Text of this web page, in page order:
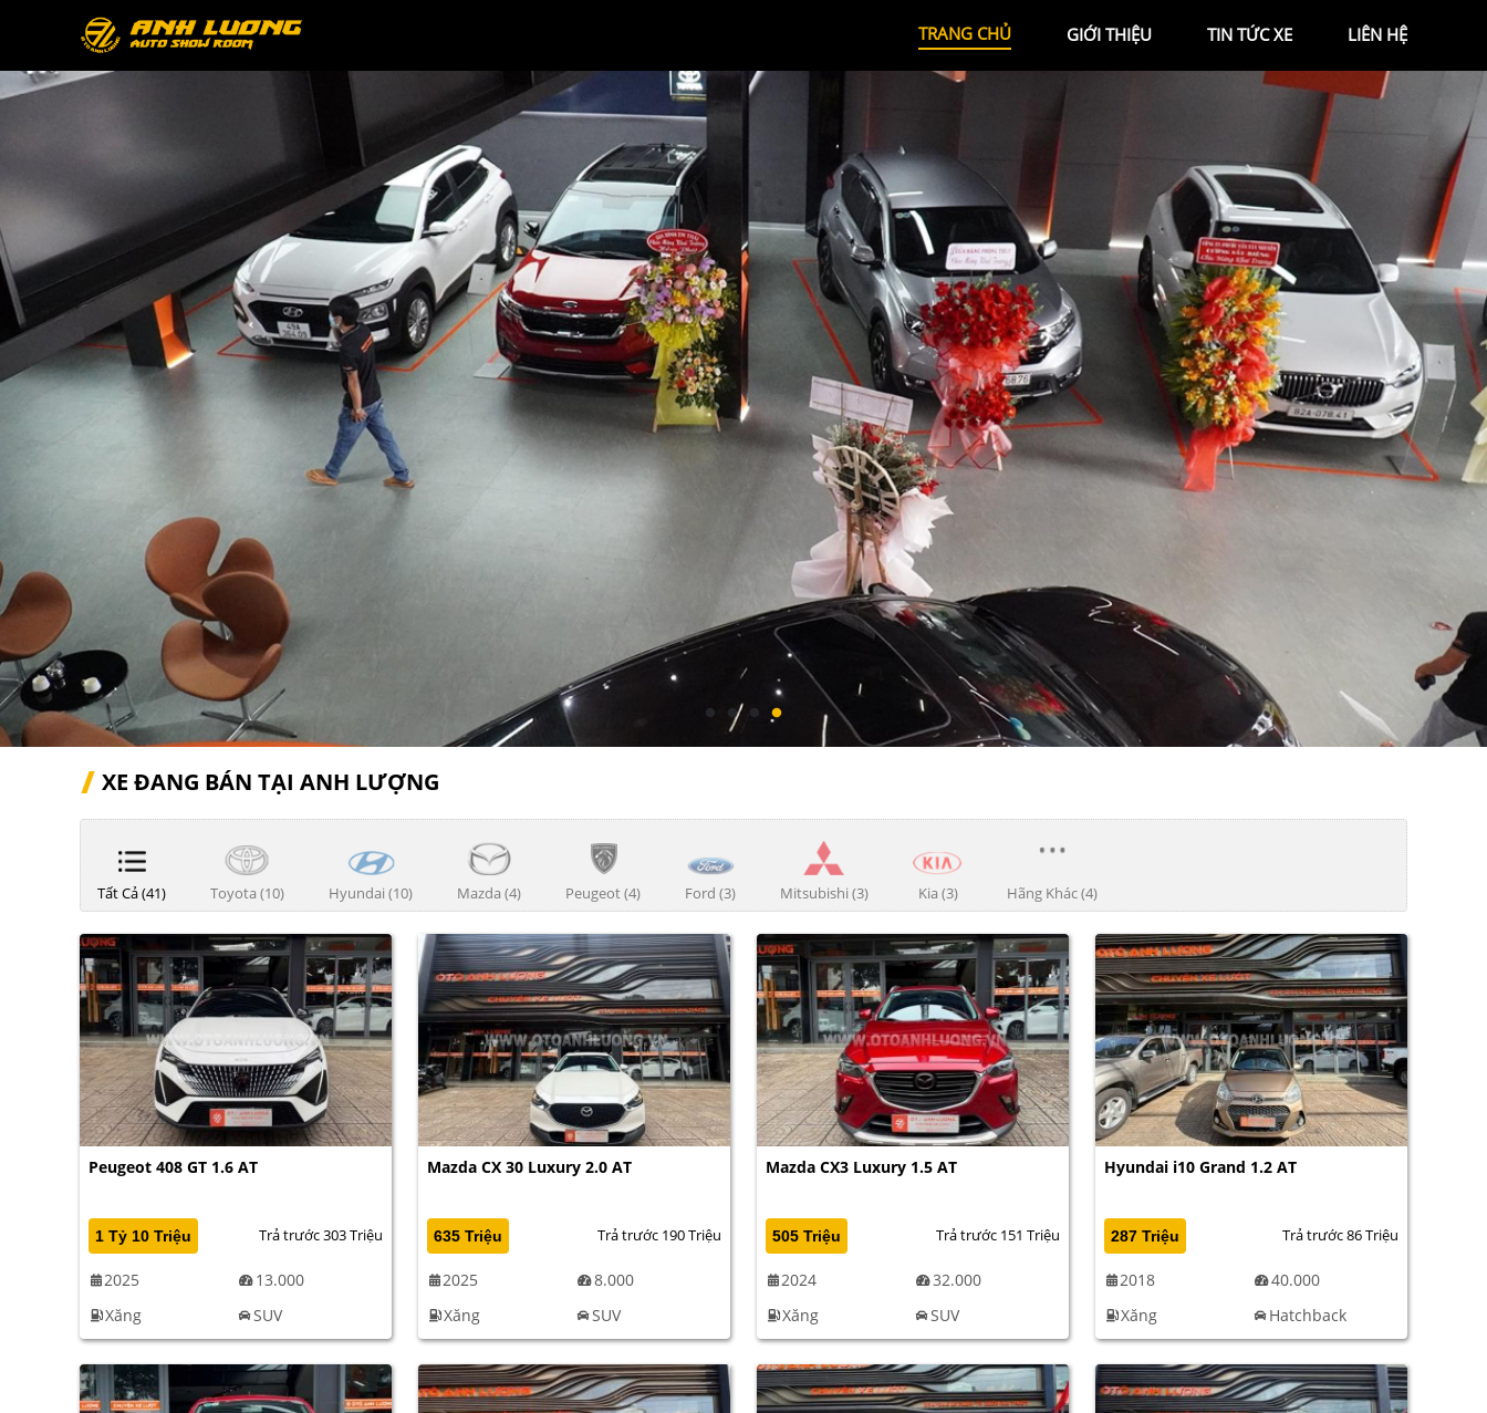
TRANG CHỦ GIỚI THIỆU TIN TỨC XE LIÊN HỆ
XE ĐANG BÁN TẠI ANH LƯỢNG
Tất Cả (41) Toyota (10) Hyundai (10) Mazda (4) Peugeot (4) Ford (3) Mitsubishi (3) Kia (3) Hãng Khác (4)
Peugeot 408 GT 1.6 AT
1 Tỷ 10 Triệu Trả trước 303 Triệu
2025
13.000
Xăng
SUV
Mazda CX 30 Luxury 2.0 AT
635 Triệu Trả trước 190 Triệu
2025
8.000
Xăng
SUV
Mazda CX3 Luxury 1.5 AT
505 Triệu Trả trước 151 Triệu
2024
32.000
Xăng
SUV
Hyundai i10 Grand 1.2 AT
287 Triệu Trả trước 86 Triệu
2018
40.000
Xăng
Hatchback